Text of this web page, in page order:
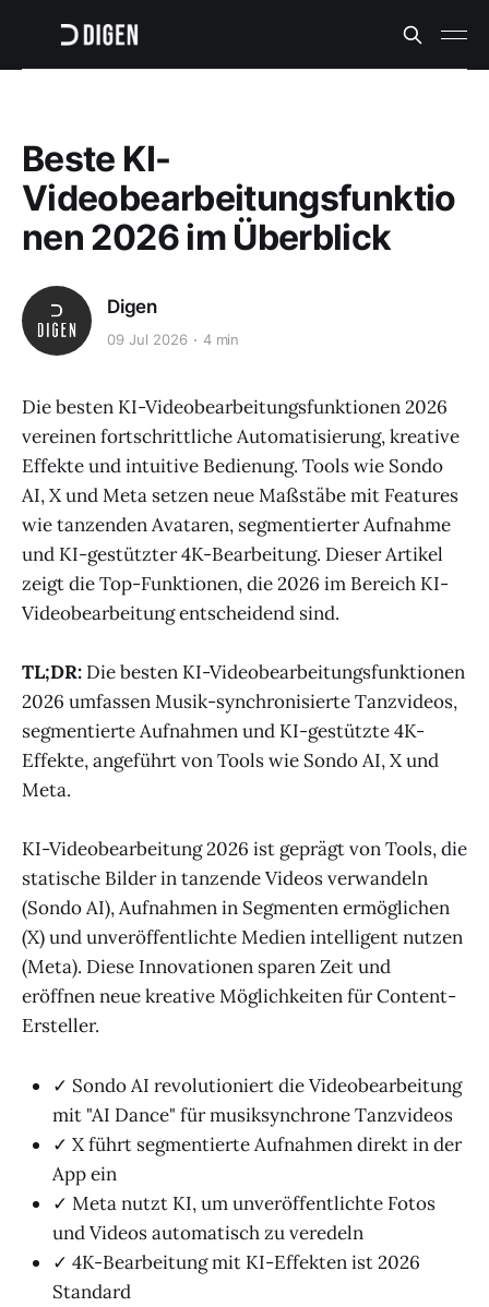
Beste KI-
Videobearbeitungsfunktio
nen 2026 im Überblick
Digen
09 Jul 2026 4 min
Die besten KI-Videobearbeitungsfunktionen 2026
vereinen fortschrittliche Automatisierung, kreative
Effekte und intuitive Bedienung. Tools wie Sondo
AI, X und Meta setzen neue Maßstäbe mit Features
wie tanzenden Avataren, segmentierter Aufnahme
und KI-gestützter 4K-Bearbeitung. Dieser Artikel
zeigt die Top-Funktionen, die 2026 im Bereich KI-
Videobearbeitung entscheidend sind.
TL;DR: Die besten KI-Videobearbeitungsfunktionen
2026 umfassen Musik-synchronisierte Tanzvideos,
segmentierte Aufnahmen und KI-gestützte 4K-
Effekte, angeführt von Tools wie Sondo AI, X und
Meta.
KI-Videobearbeitung 2026 ist geprägt von Tools, die
statische Bilder in tanzende Videos verwandeln
(Sondo AI), Aufnahmen in Segmenten ermöglichen
(X) und unveröffentlichte Medien intelligent nutzen
(Meta). Diese Innovationen sparen Zeit und
eröffnen neue kreative Möglichkeiten für Content-
Ersteller.
✓ Sondo AI revolutioniert die Videobearbeitung
mit "AI Dance" für musiksynchrone Tanzvideos
✓ X führt segmentierte Aufnahmen direkt in der
App ein
✓ Meta nutzt KI, um unveröffentlichte Fotos
und Videos automatisch zu veredeln
✓ 4K-Bearbeitung mit KI-Effekten ist 2026
Standard